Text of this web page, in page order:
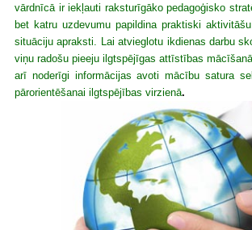
vārdnīcā ir iekļauti raksturīgāko pedagoģisko
bet katru uzdevumu papildina praktiski
situāciju apraksti. Lai atvieglotu ikdienas darbu
viņu radošu pieeju ilgtspējīgas attīstības
arī noderīgi informācijas avoti mācību satura
pārorientēšanai ilgtspējības virzienā.